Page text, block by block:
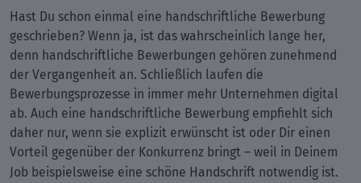
Hast Du schon einmal eine handschriftliche Bewerbung
geschrieben? Wenn ja, ist das wahrscheinlich lange her,
denn handschriftliche Bewerbungen gehören zunehmend
der Vergangenheit an. Schließlich laufen die
Bewerbungsprozesse in immer mehr Unternehmen digital
ab. Auch eine handschriftliche Bewerbung empfiehlt sich
daher nur, wenn sie explizit erwünscht ist oder Dir einen
Vorteil gegenüber der Konkurrenz bringt – weil in Deinem
Job beispielsweise eine schöne Handschrift notwendig ist.